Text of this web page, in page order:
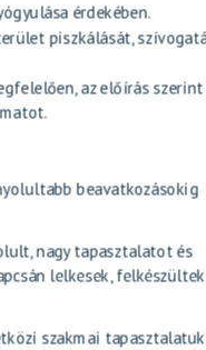
érdekében.
piszkálását,
az előírás szerint
beavatkozásokig
nagy tapasztalatot és
lelkesek,
szakmai